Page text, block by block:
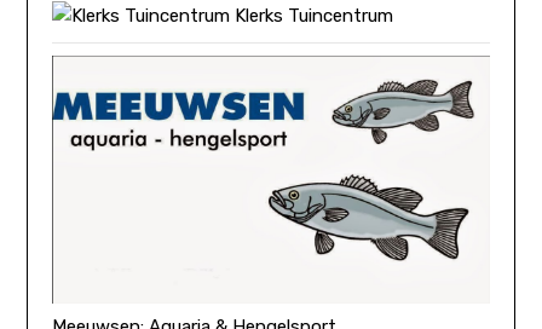
Klerks Tuincentrum